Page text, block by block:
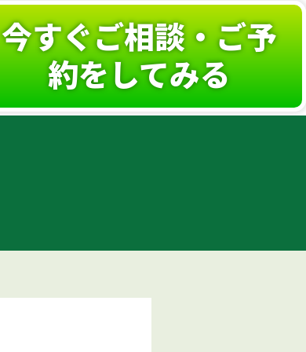
今すぐご相談・ご予
約をしてみる